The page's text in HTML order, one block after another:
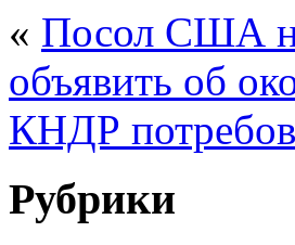
« Посол США
объявить об
КНДР
Рубрики